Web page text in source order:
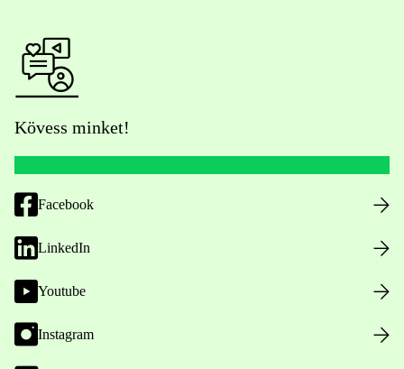
Kövess minket!
Facebook
LinkedIn
Youtube
Instagram